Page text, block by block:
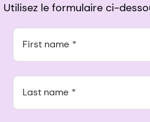
Utilisez le formulaire ci-
First name
Last name